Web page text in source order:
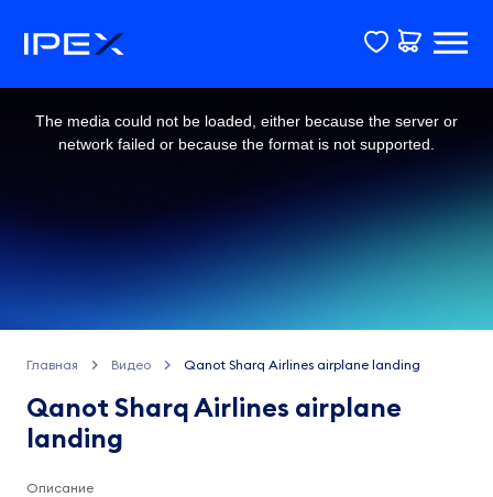
The media could not be loaded, either because the server or
network failed or because the format is not supported.
Главная Видео Qanot Sharq Airlines airplane landing
Qanot Sharq Airlines airplane
landing
Описание